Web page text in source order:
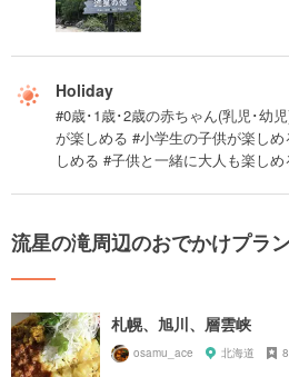
Holiday
#0歳･1歳･2歳の赤ちゃん(乳児･幼
が楽しめる #小学生の子供が楽し
しめる #子供と一緒に大人も楽し
流星の滝周辺のおでかけプラ
札幌、旭川、層雲峡
osamu_ace 北海道 8